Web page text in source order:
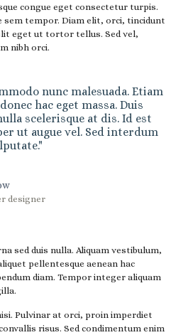
congue eget consectetur turpis.
sem tempor. Diam elit, orci, tincidunt
eget ut tortor tellus. Sed vel,
nibh orci.
nunc malesuada. Etiam
hac eget massa. Duis
scelerisque at dis. Id est
ut augue vel. Sed interdum
designer
sed duis nulla. Aliquam vestibulum,
pellentesque aenean hac
diam. Tempor integer aliquam
Pulvinar at orci, proin imperdiet
risus. Sed condimentum enim